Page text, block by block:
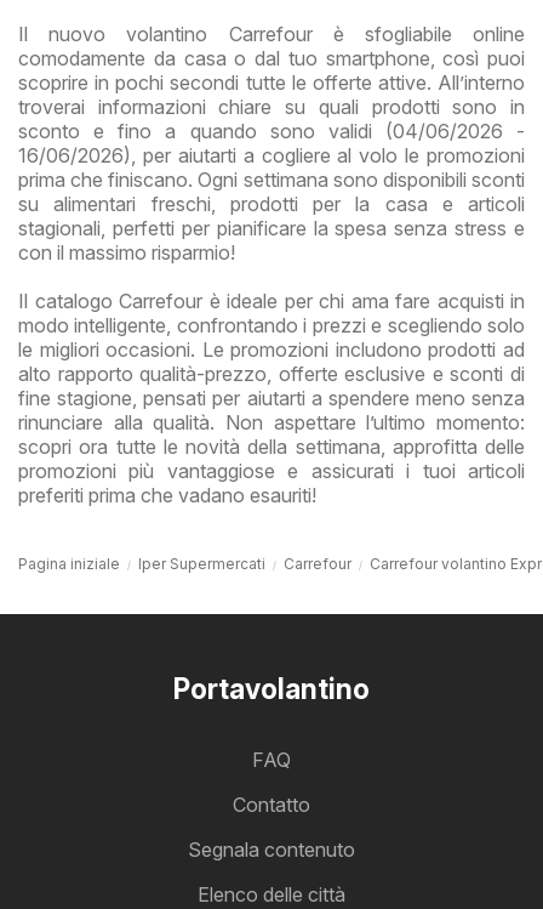
Il nuovo volantino Carrefour è sfogliabile online
comodamente da casa o dal tuo smartphone, così puoi
scoprire in pochi secondi tutte le offerte attive. All’interno
troverai informazioni chiare su quali prodotti sono in
sconto e fino a quando sono validi (04/06/2026 -
16/06/2026), per aiutarti a cogliere al volo le promozioni
prima che finiscano. Ogni settimana sono disponibili sconti
su alimentari freschi, prodotti per la casa e articoli
stagionali, perfetti per pianificare la spesa senza stress e
con il massimo risparmio!
Il catalogo Carrefour è ideale per chi ama fare acquisti in
modo intelligente, confrontando i prezzi e scegliendo solo
le migliori occasioni. Le promozioni includono prodotti ad
alto rapporto qualità-prezzo, offerte esclusive e sconti di
fine stagione, pensati per aiutarti a spendere meno senza
rinunciare alla qualità. Non aspettare l’ultimo momento:
scopri ora tutte le novità della settimana, approfitta delle
promozioni più vantaggiose e assicurati i tuoi articoli
preferiti prima che vadano esauriti!
Pagina iniziale Iper Supermercati Carrefour Carrefour volantino
Portavolantino
FAQ
Contatto
Segnala contenuto
Elenco delle città